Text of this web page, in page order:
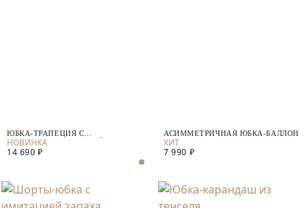
ЮБКА-ТРАПЕЦИЯ С
ВОДООТТАЛКИВАЮЩЕЙ
ПРОПИТКОЙ
14 690 ₽
АСИММЕТРИЧНАЯ ЮБКА-БАЛЛОН
7 990 ₽